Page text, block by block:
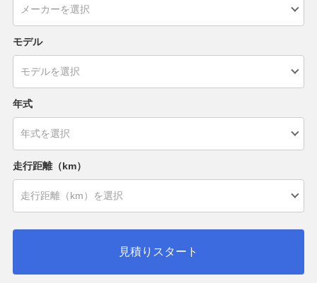
モデル
年式
走行距離（km）
見積りスタート